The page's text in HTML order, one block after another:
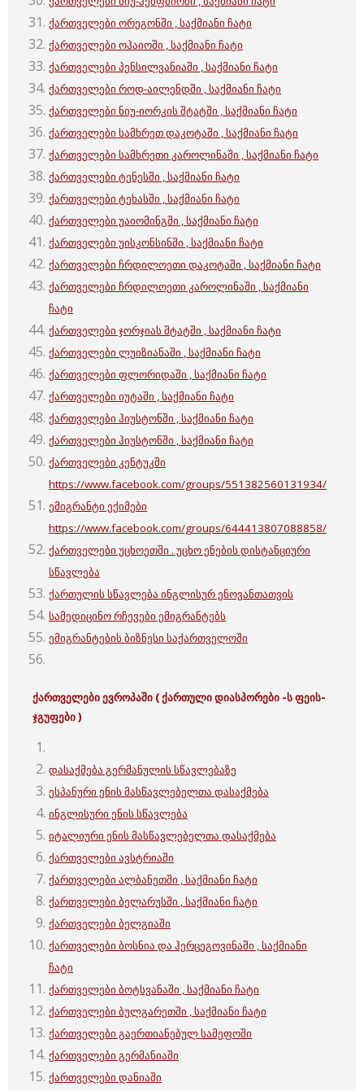
ქართველები ორეგონში , საქმიანი ჩატი
ქართველები ოჰაიოში , საქმიანი ჩატი
ქართველები პენსილვანიაში , საქმიანი ჩატი
ქართველები როდ-აილენდში , საქმიანი ჩატი
ქართველები ნიუ-იორკის შტატში , საქმიანი ჩატი
ქართველები სამხრეთ დაკოტაში , საქმიანი ჩატი
ქართველები სამხრეთი კაროლინაში , საქმიანი ჩატი
ქართველები ტენესში , საქმიანი ჩატი
ქართველები ტეხასში , საქმიანი ჩატი
ქართველები უაიომინგში , საქმიანი ჩატი
ქართველები უისკონსინში , საქმიანი ჩატი
ქართველები ჩრდილოეთი დაკოტაში , საქმიანი ჩატი
ქართველები ჩრდილოეთი კაროლინაში , საქმიანი
ჩატი
ქართველები ჯორჯიას შტატში , საქმიანი ჩატი
ქართველები ლუიზიანაში , საქმიანი ჩატი
ქართველები ფლორიდაში , საქმიანი ჩატი
ქართველები იუტაში , საქმიანი ჩატი
ქართველები ჰიუსტონში , საქმიანი ჩატი
ქართველები ჰიუსტონში , საქმიანი ჩატი
ქართველები კენტუკში
https://www.facebook.com/groups/551382560131934/
ემიგრანტი ექიმები
https://www.facebook.com/groups/644413807088858/
ქართველები უცხოეთში . უცხო ენების დისტანციური
სწავლება
ქართულის სწავლება ინგლისურ ენოვანთათვის
სამედიცინო რჩევები ემიგრანტებს
ემიგრანტების ბიზნესი საქართველოში
ქართველები ევროპაში ( ქართული დიასპორები -ს ფეის-
ჯგუფები )
დასაქმება გერმანულის სწავლებაზე
ესპანური ენის მასწავლებელთა დასაქმება
ინგლისური ენის სწავლება
იტალიური ენის მასწავლებელთა დასაქმება
ქართველები ავსტრიაში
ქართველები ალბანეთში , საქმიანი ჩატი
ქართველები ბელარუსში , საქმიანი ჩატი
ქართველები ბელგიაში
ქართველები ბოსნია და ჰერცეგოვინაში , საქმიანი
ჩატი
ქართველები ბოტსვანაში , საქმიანი ჩატი
ქართველები ბულგარეთში , საქმიანი ჩატი
ქართველები გაერთიანებულ სამეფოში
ქართველები გერმანიაში
ქართველები დანიაში